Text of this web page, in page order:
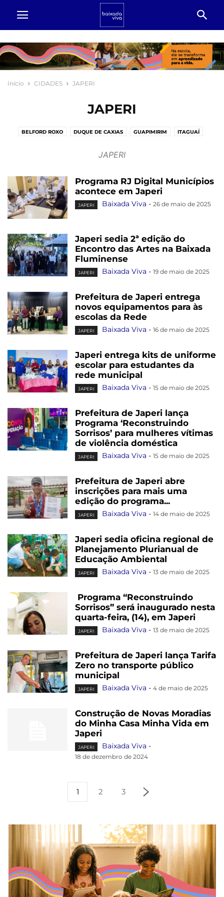
Início CIDADES JAPERI
JAPERI
BELFORD ROXO DUQUE DE CAXIAS GUAPIMIRIM
ITAGUAÍ
RIO DE JANEIRO
JAPERI
Programa RJ Digital Municípios
acontece em Japeri
JAPERI Baixada Viva - 26 de maio de 2025
Japeri sedia 2ª edição do
Encontro das Artes na Baixada
Fluminense
JAPERI Baixada Viva - 19 de maio de 2025
Prefeitura de Japeri entrega
novos equipamentos para às
escolas da Rede
JAPERI Baixada Viva - 16 de maio de 2025
Japeri entrega kits de uniforme
escolar para estudantes da
rede municipal
JAPERI Baixada Viva - 15 de maio de 2025
Prefeitura de Japeri lança
Programa ‘Reconstruindo
Sorrisos’ para mulheres vítimas
de violência doméstica
JAPERI Baixada Viva - 15 de maio de 2025
Prefeitura de Japeri abre
inscrições para mais uma
edição do programa...
JAPERI Baixada Viva - 14 de maio de 2025
Japeri sedia oficina regional de
Planejamento Plurianual de
Educação Ambiental
JAPERI Baixada Viva - 13 de maio de 2025
Programa “Reconstruindo
Sorrisos” será inaugurado nesta
quarta-feira, (14), em Japeri
JAPERI Baixada Viva - 13 de maio de 2025
Prefeitura de Japeri lança Tarifa
Zero no transporte público
municipal
JAPERI Baixada Viva - 4 de maio de 2025
Construção de Novas Moradias
do Minha Casa Minha Vida em
Japeri
JAPERI Baixada Viva -
18 de dezembro de 2024
1 2 3